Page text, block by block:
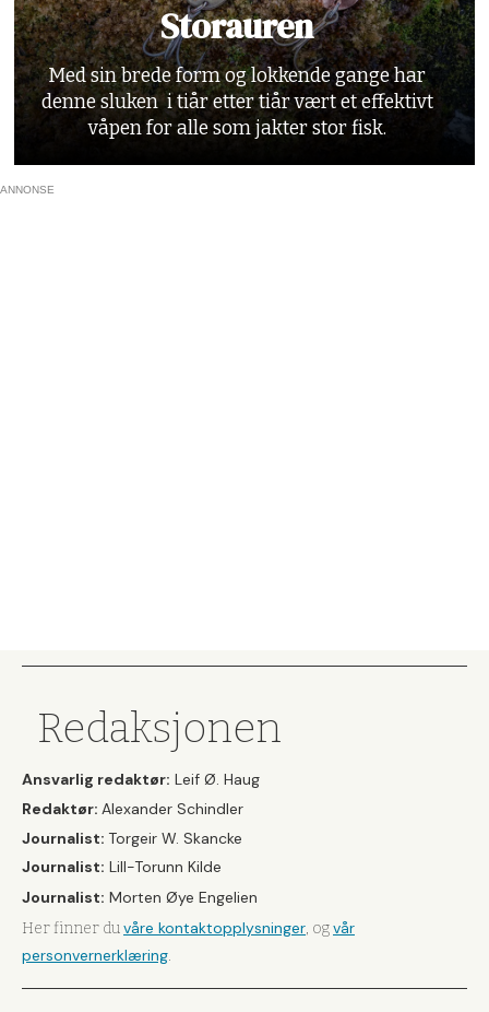
Storauren
Med sin brede form og lokkende gange har
denne sluken i tiår etter tiår vært et effektivt
våpen for alle som jakter stor fisk.
ANNONSE
Redaksjonen
Ansvarlig redaktør: Leif Ø. Haug
Redaktør: Alexander Schindler
Journalist: Torgeir W. Skancke
Journalist: Lill-Torunn Kilde
Journalist: Morten Øye Engelien
Her finner duvåre kontaktopplysninger, ogvår
personvernerklæring.